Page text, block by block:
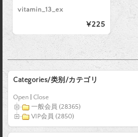
vitamin_13_ex
¥225
Categories/类别/カテゴリ
Open
Close
一般会員 (28365)
VIP会員 (2850)